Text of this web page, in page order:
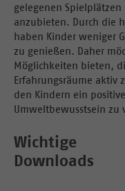
gelegenen
anzubieten. Durch die
haben Kinder weniger
zu genießen. Daher
Möglichkeiten bieten,
Erfahrungsräume aktiv
den Kindern ein
Umweltbewusstsein zu
Wichtige
Downloads